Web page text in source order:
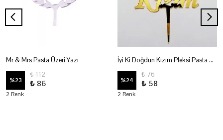
Mr & Mrs Pasta Üzeri Yazı
%23
₺ 112
₺ 86
2 Renk
İyi Ki Doğdun Kızım Pleksi Pasta Üzeri Yazı
%24
₺ 76
₺ 58
2 Renk